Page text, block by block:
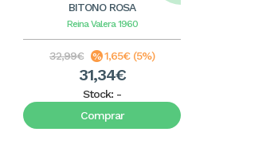
BITONO ROSA
Reina Valera 1960
32,99€ 1,65€ (5%)
31,34€
Stock: -
Comprar